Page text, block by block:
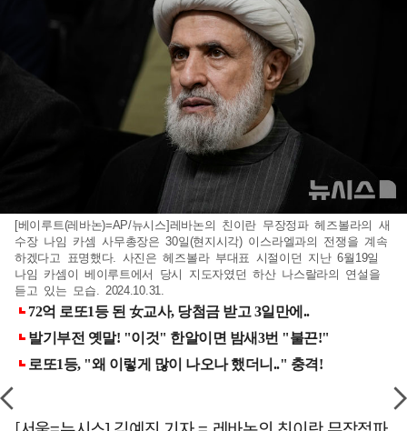
[베이루트(레바논)=AP/뉴시스]레바논의 친이란 무장정파 헤즈볼라의 새
수장 나임 카셈 사무총장은 30일(현지시각) 이스라엘과의 전쟁을 계속
하겠다고 표명했다. 사진은 헤즈볼라 부대표 시절이던 지난 6월19일
나임 카셈이 베이루트에서 당시 지도자였던 하산 나스랄라의 연설을
듣고 있는 모습. 2024.10.31.